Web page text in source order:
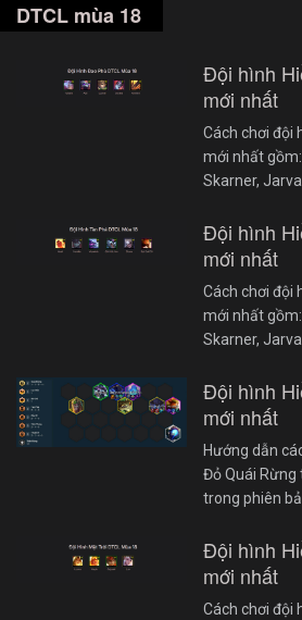
DTCL mùa 18
Đội hình
mới nhất
Cách chơi đội
mới nhất
Skarner,
Đội hình
mới nhất
Cách chơi đội
mới nhất
Skarner,
Đội hình
mới nhất
Hướng dẫn
Đỏ Quái
trong phiên
Đội hình
mới nhất
Cách chơi đội